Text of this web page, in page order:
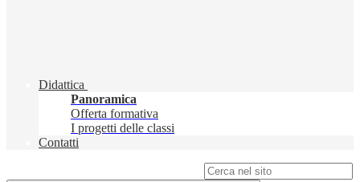
Didattica
Panoramica
Offerta formativa
I progetti delle classi
Contatti